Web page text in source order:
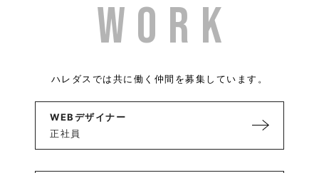
ハレダスでは共に働く仲間を募集しています。
WEBデザイナー
正社員